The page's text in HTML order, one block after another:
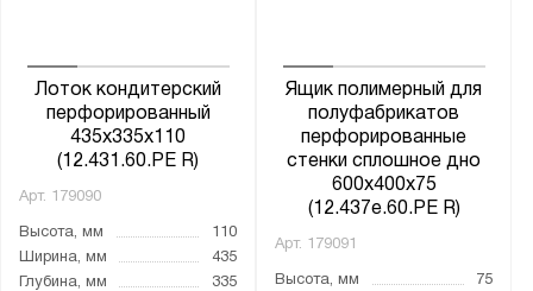
Лоток кондитерский
перфорированный
435х335х110
(12.431.60.РЕ R)
Арт. 179090
Высота, мм
110
Ширина, мм
435
Глубина, мм
335
Ящик полимерный для
полуфабрикатов
перфорированные
стенки сплошное дно
600х400х75
(12.437e.60.PE R)
Арт. 179091
Высота, мм
75